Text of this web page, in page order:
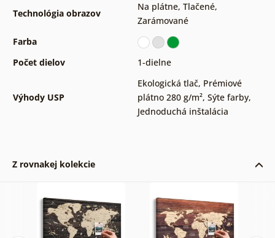
Technológia obrazov
Na plátne, Tlačené,
Zarámované
Farba
Počet dielov
1-dielne
Výhody USP
Ekologická tlač, Prémiové
plátno 280 g/m², Sýte farby,
Jednoduchá inštalácia
Z rovnakej kolekcie